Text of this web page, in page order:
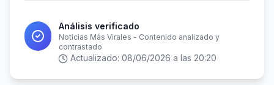
Análisis verificado
Noticias Más Virales - Contenido analizado y
contrastado
Actualizado: 08/06/2026 a las 20:20